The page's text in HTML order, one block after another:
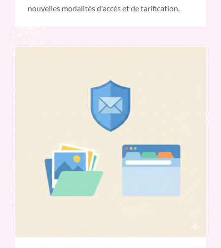
nouvelles modalités d'accès et de tarification.